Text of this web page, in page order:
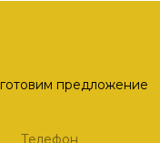
предложение